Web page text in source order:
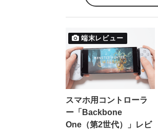
端末レビュー
スマホ用コントローラ
ー「Backbone
One（第2世代）」レビ